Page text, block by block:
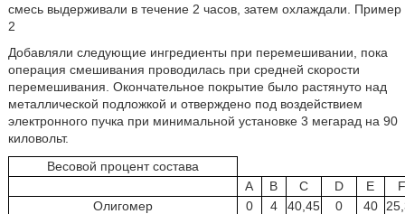
смесь выдерживали в течение 2 часов, затем охлаждали. Пример
2
Добавляли следующие ингредиенты при перемешивании, пока
операция смешивания проводилась при средней скорости
перемешивания. Окончательное покрытие было растянуто над
металлической подложкой и отверждено под воздействием
электронного пучка при минимальной установке 3 мегарад на 90
киловольт.
Весовой процент состава
A
B C D E
Олигомер
0 4 40,45 0 40